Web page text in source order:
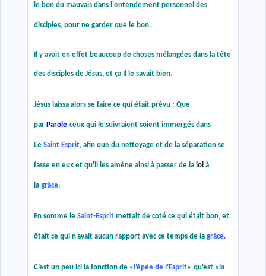
le bon du mauvais dans l'entendement personnel des
disciples, pour ne garderque le bon.
Il y avait en effet beaucoup de choses mélangées dans la tête
des disciples de Jésus, et ça Il le savait bien.
Jésus laissa alors se faire ce qui était prévu : Que
par Parole ceux qui le suivraient soient immergés dans
LeSaint Esprit, afin que du nettoyage et de la séparation se
fasse en eux et qu'il les amène ainsi à passer de la loi à
lagrâce.
En somme leSaint-Espritmettait de coté ce qui était bon, et
ôtait ce qui n’avait aucun rapport avec ce temps de lagrâce.
C’est un peu ici la fonction de « l’épée de l’Esprit» qu’est « la